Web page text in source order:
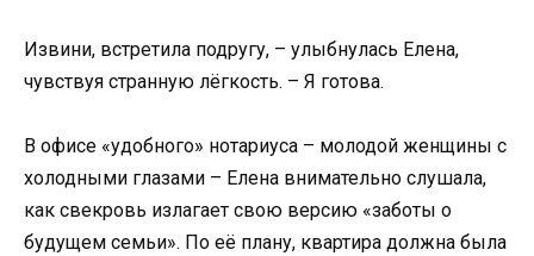
Извини, встретила подругу, – улыбнулась Елена,
чувствуя странную лёгкость. – Я готова.
В офисе «удобного» нотариуса – молодой женщины с
холодными глазами – Елена внимательно слушала,
как свекровь излагает свою версию «заботы о
будущем семьи». По её плану, квартира должна была